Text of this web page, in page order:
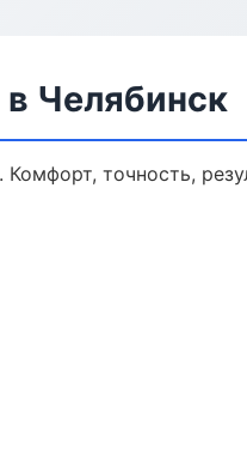
в Челябинск
точность,